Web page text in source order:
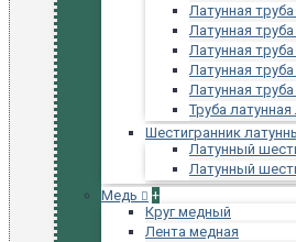
Латунная
Латунная
Латунная
Латунная
Латунная
Труба
Шестигранник
Латунный
Латунный
Медь
+
Круг медный
Лента медная